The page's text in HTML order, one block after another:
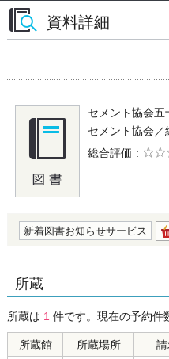
資料詳細
セメント協会五
セメント協会
総合評価
5段
新着図書お知らせサービス
所蔵
所蔵は 1 件です。現在の予約件
所蔵館 所蔵場所